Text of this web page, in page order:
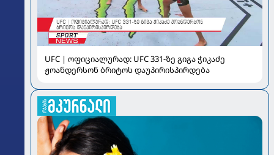
UFC | ოფიციალურად: UFC 331-ზე გიგა ჭიკაძე
ჟოანდერსონ ბრიტოს დაუპირისპირდება